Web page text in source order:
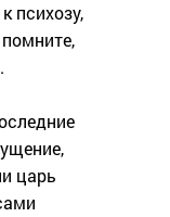
психозу,
царь